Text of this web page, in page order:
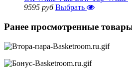
9595 руб Выбрать
Ранее просмотренные